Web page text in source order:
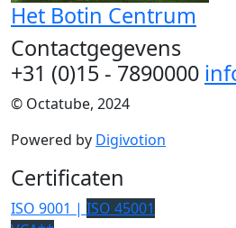
Het Botin Centrum
Contactgegevens
+31 (0)15 - 7890000
© Octatube, 2024
Powered by Digivotion
Certificaten
ISO 9001 | ISO 45001